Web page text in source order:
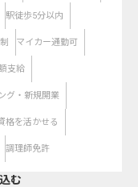
駅徒歩5分以内
マイカー通勤可
支給
グ・新規開業
格を活かせる
調理師免許
む